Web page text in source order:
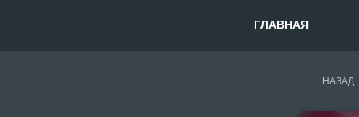
ГЛАВНАЯ
НАЗАД